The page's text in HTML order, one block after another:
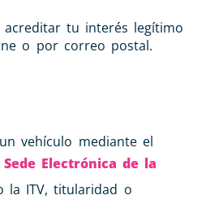
tu interés legítimo
o por correo postal.
vehículo mediante el
Electrónica de la
la ITV, titularidad o